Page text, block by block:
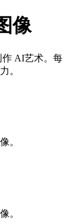
像
AI艺术。每
。
。
。